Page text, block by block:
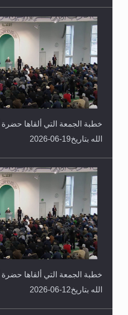
خطبة الجمعة التي ألقاها حضرة
الله بتاريخ19-06-2026
خطبة الجمعة التي ألقاها حضرة
الله بتاريخ12-06-2026